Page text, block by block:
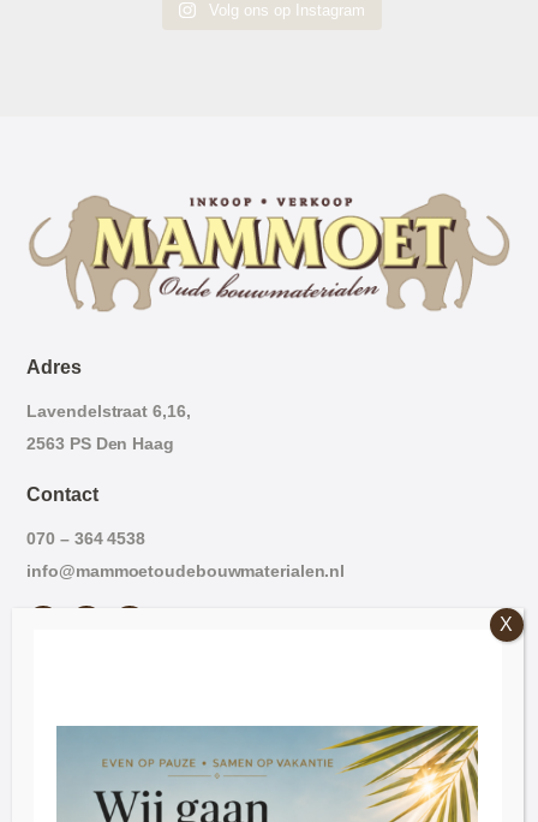
Volg ons op Instagram
Adres
Lavendelstraat 6,16,
2563 PS Den Haag
Contact
070 – 364 4538
info@mammoetoudebouwmaterialen.nl
Zaterdag: 09:30 – 16:30